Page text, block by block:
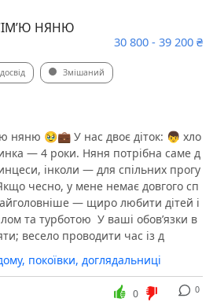
НЯНЮ
30 800 - 39 200 ₴
Змішаний
няню 🥹️💼 У нас двоє діток: 👦 хло
— 4 роки. Няня потрібна саме д
інколи — для спільних прогу
чесно, у мене немає довгого сп
— щиро любити дітей і
та турботою ️ ️У ваші обов’язки в
весело проводити час із д
покоївки, доглядальниці
0
0